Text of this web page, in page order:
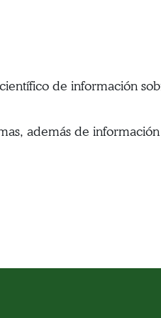
de información
además de